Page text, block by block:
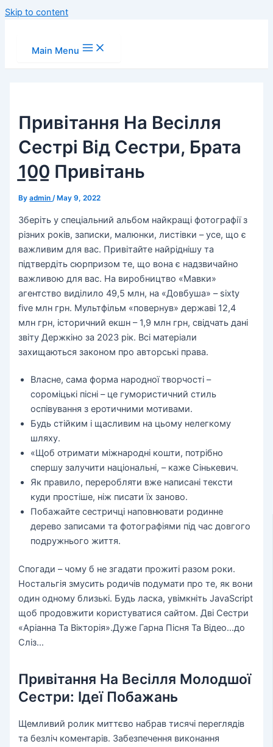
Skip to content
Main Menu
Привітання На Весілля
Сестрі Від Сестри, Брата
1̲0̲0̲ Привітань
Byadmin/ May 9, 2022
Зберіть у спеціальний альбом найкращі фотографії з
різних років, записки, малюнки, листівки – усе, що є
важливим для вас. Привітайте найріднішу та
підтвердіть сюрпризом те, що вона є надзвичайно
важливою для вас. На виробництво «Мавки»
агентство виділило 49,5 млн, на «Довбуша» – sixty
five млн грн. Мультфільм «повернув» державі 12,4
млн грн, історичний екшн – 1,9 млн грн, свідчать дані
звіту Держкіно за 2023 рік. Всі матеріали
захищаються законом про авторські права.
Власне, сама форма народної творчості –
сороміцькі пісні – це гумористичний стиль
оспівування з еротичними мотивами.
Будь стійким і щасливим на цьому нелегкому
шляху.
«Щоб отримати міжнародні кошти, потрібно
спершу залучити національні, – каже Сінькевич.
Як правило, переробляти вже написані тексти
куди простіше, ніж писати їх заново.
Побажайте сестричці наповнювати родинне
дерево записами та фотографіями під час довгого
подружнього життя.
Спогади – чому б не згадати прожиті разом роки.
Ностальгія змусить родичів подумати про те, як вони
один одному близькі. Будь ласка, увімкніть JavaScript
щоб продовжити користуватися сайтом. Дві Сестри
«Аріанна Та Вікторія».Дуже Гарна Пісня Та Відео…до
Сліз…
Привітання На Весілля Молодшої
Сестри: Ідеї Побажань
Щемливий ролик миттєво набрав тисячі переглядів
та безліч коментарів. Забезпечення виконання